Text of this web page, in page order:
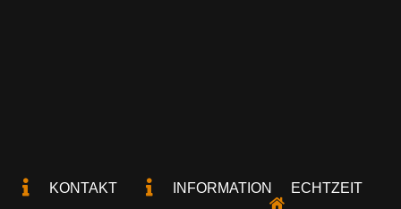
KONTAKT INFORMATION ECHTZEIT